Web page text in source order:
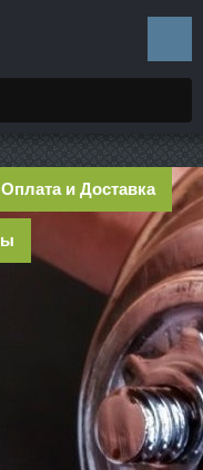
Оплата и Доставка